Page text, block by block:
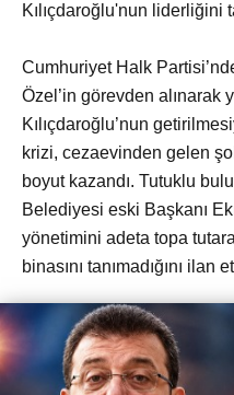
Kılıçdaroğlu'nun liderliğini
Cumhuriyet Halk
Özel’in görevden alınarak
Kılıçdaroğlu’nun
krizi, cezaevinden gelen
boyut kazandı. Tutuklu
Belediyesi eski Başkanı
yönetimini adeta topa
binasını tanımadığını ilan